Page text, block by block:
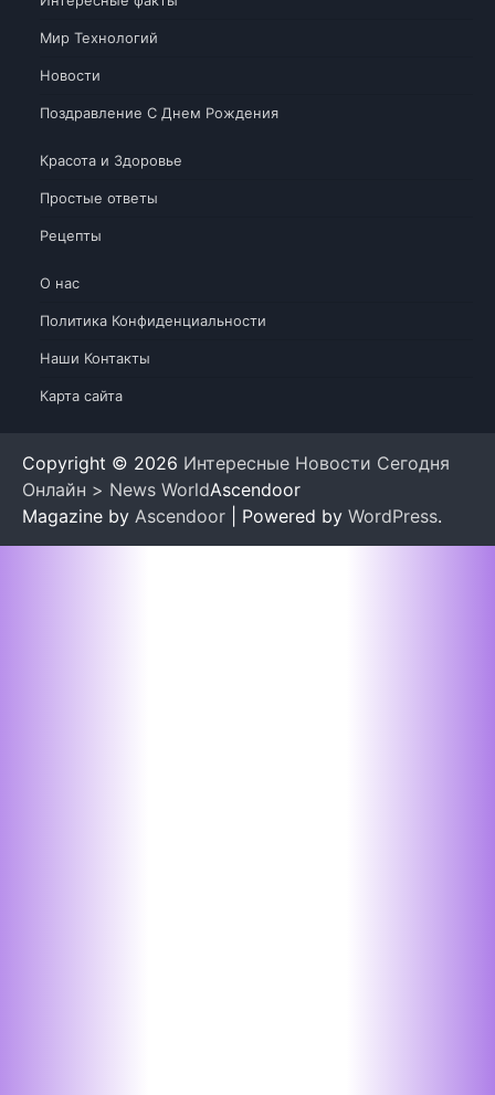
Мир Технологий
Новости
Поздравление С Днем Рождения
Красота и Здоровье
Простые ответы
Рецепты
О нас
Политика Конфиденциальности
Наши Контакты
Карта сайта
Copyright © 2026 Интересные Новости Сегодня
Онлайн > News WorldAscendoor
Magazine by Ascendoor | Powered by WordPress.